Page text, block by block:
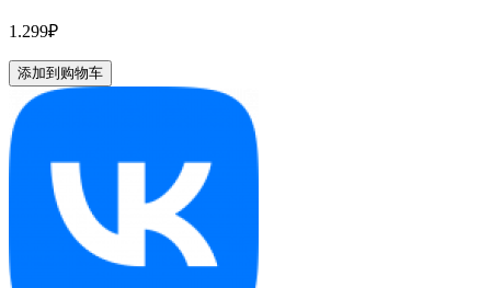
1.299₽
添加到购物车